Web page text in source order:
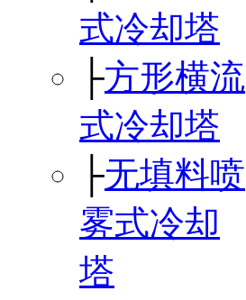
式冷却塔
├方形横流
式冷却塔
├无填料喷
雾式冷却
塔